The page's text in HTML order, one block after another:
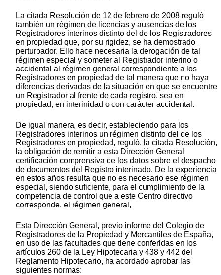
La citada Resolución de 12 de febrero de 2008 reguló
también un régimen de licencias y ausencias de los
Registradores interinos distinto del de los Registradores
en propiedad que, por su rigidez, se ha demostrado
perturbador. Ello hace necesaria la derogación de tal
régimen especial y someter al Registrador interino o
accidental al régimen general correspondiente a los
Registradores en propiedad de tal manera que no haya
diferencias derivadas de la situación en que se encuentre
un Registrador al frente de cada registro, sea en
propiedad, en interinidad o con carácter accidental.
De igual manera, es decir, estableciendo para los
Registradores interinos un régimen distinto del de los
Registradores en propiedad, reguló, la citada Resolución,
la obligación de remitir a esta Dirección General
certificación comprensiva de los datos sobre el despacho
de documentos del Registro interinado. De la experiencia
en estos años resulta que no es necesario ese régimen
especial, siendo suficiente, para el cumplimiento de la
competencia de control que a este Centro directivo
corresponde, el régimen general,
Esta Dirección General, previo informe del Colegio de
Registradores de la Propiedad y Mercantiles de España,
en uso de las facultades que tiene conferidas en los
artículos 260 de la Ley Hipotecaria y 438 y 442 del
Reglamento Hipotecario, ha acordado aprobar las
siguientes normas: